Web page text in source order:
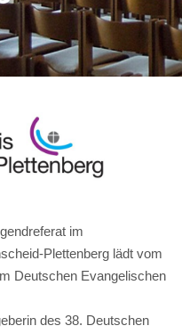
im
Plettenberg lädt vom
Deutschen Evangelischen
des 38. Deutschen